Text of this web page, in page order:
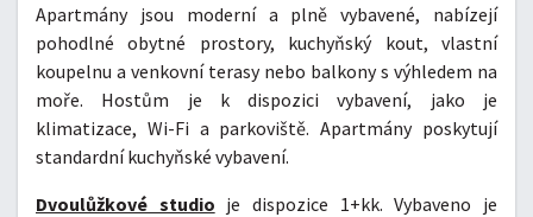
Apartmány jsou moderní a plně vybavené, nabízejí
pohodlné obytné prostory, kuchyňský kout, vlastní
koupelnu a venkovní terasy nebo balkony s výhledem na
moře. Hostům je k dispozici vybavení, jako je
klimatizace, Wi-Fi a parkoviště. Apartmány poskytují
standardní kuchyňské vybavení.
Dvoulůžkové studio je dispozice 1+kk. Vybaveno je